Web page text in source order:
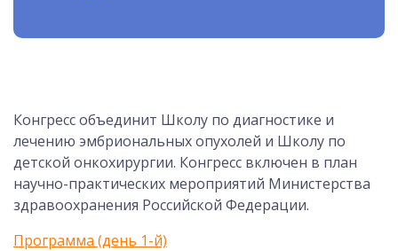
Конгресс объединит Школу по диагностике и
лечению эмбриональных опухолей и Школу по
детской онкохирургии. Конгресс включен в план
научно-практических мероприятий Министерства
здравоохранения Российской Федерации.
Программа (день 1-й)